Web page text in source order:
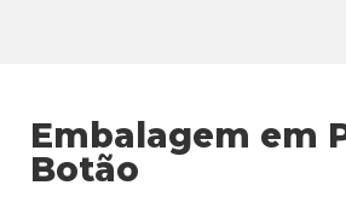
Embalagem em
Botão